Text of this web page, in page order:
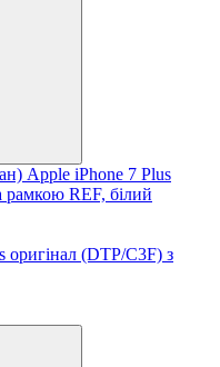
оригінал (DTP/C3F) з